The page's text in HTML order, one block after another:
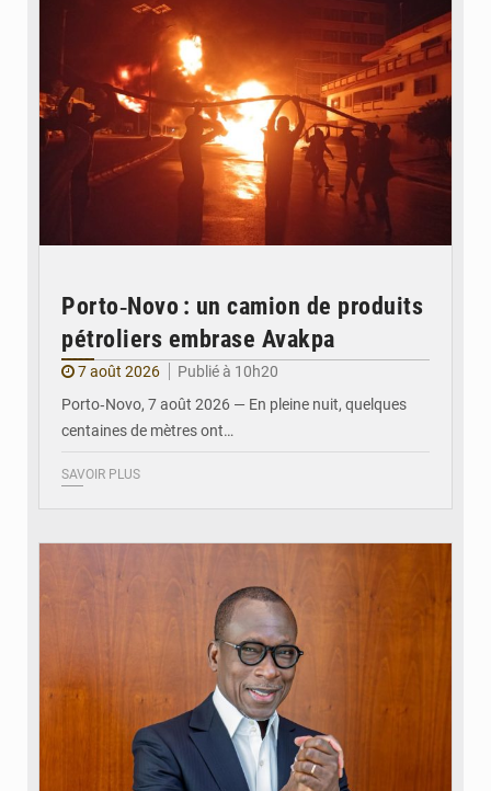
Porto‑Novo : un camion de produits
pétroliers embrase Avakpa
7 août 2026
Publié à 10h20
Porto‑Novo, 7 août 2026 — En pleine nuit, quelques
centaines de mètres ont…
SAVOIR PLUS